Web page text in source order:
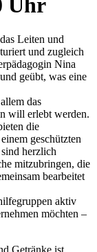
Uhr
Leiten und
und zugleich
Nina
geübt, was eine
das
will erlebt werden.
die
geschützten
herzlich
mitzubringen, die
bearbeitet
aktiv
möchten –
Getränke ist